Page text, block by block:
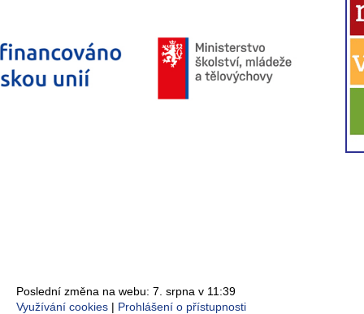
Poslední změna na webu: 7. srpna v 11:39
Využívání cookies
Prohlášení o přístupnosti